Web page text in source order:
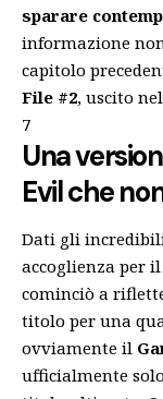
sparare
informazione
capitolo
File #2, uscito nel
7
Una
Evil che
Dati gli
accoglienza per
cominciò a
titolo per una
ovviamente il
ufficialmente